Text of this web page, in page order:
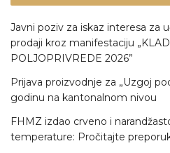
Javni poziv za iskaz interesa za
prodaji kroz manifestaciju
POLJOPRIVREDE 2026”
Prijava proizvodnje za „Uzgoj
godinu na kantonalnom nivou
FHMZ izdao crveno i
temperature: Pročitajte